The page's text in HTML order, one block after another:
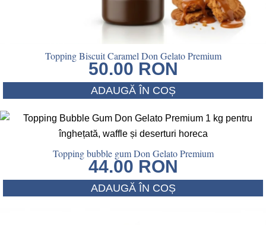
Topping Biscuit Caramel Don Gelato Premium
50.00 RON
ADAUGĂ ÎN COȘ
Topping bubble gum Don Gelato Premium
44.00 RON
ADAUGĂ ÎN COȘ